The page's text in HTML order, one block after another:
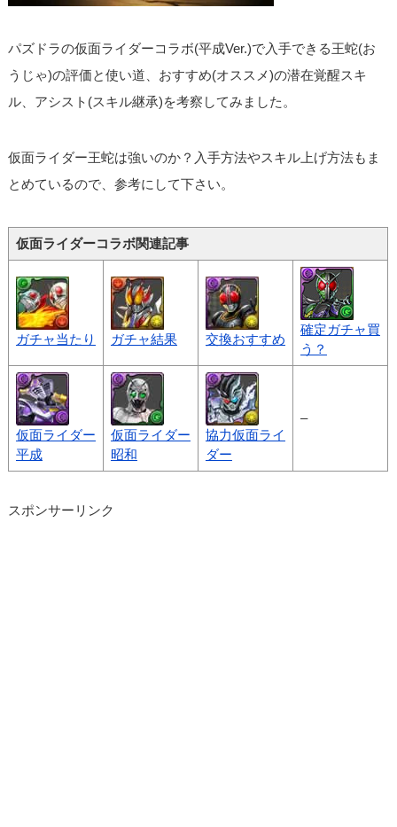
パズドラの仮面ライダーコラボ(平成Ver.)で入手できる王蛇(お
うじゃ)の評価と使い道、おすすめ(オススメ)の潜在覚醒スキ
ル、アシスト(スキル継承)を考察してみました。
仮面ライダー王蛇は強いのか？入手方法やスキル上げ方法もま
とめているので、参考にして下さい。
仮面ライダーコラボ関連記事
ガチャ当たり ガチャ結果 交換おすすめ
確定ガチャ買
う？
仮面ライダー
平成
仮面ライダー
昭和
協力仮面ライ
ダー
–
スポンサーリンク